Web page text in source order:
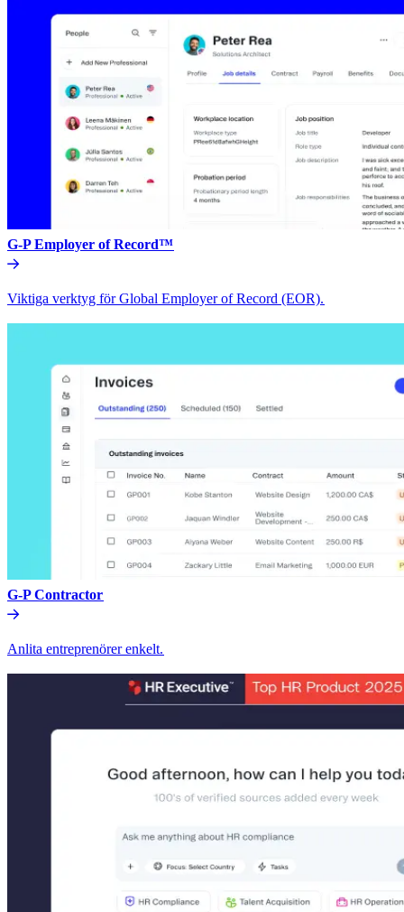
G-P Employer of Record™​​
Viktiga verktyg för Global Employer of Record (EOR).​​
G-P Contractor​​
Anlita entreprenörer enkelt.​​